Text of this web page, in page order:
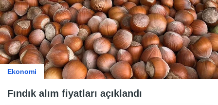
Ekonomi
Fındık alım fiyatları açıklandı